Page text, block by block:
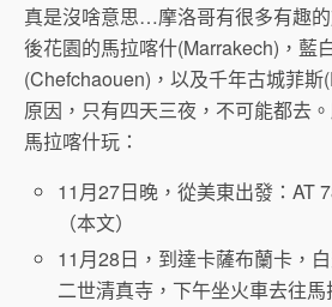
真是沒啥意思…摩洛哥有很多有趣
後花園的馬拉喀什(Marrakech)，藍
(Chefchaouen)，以及千年古城菲斯
原因，只有四天三夜，不可能都去
馬拉喀什玩：
11月27日晚，從美東出發：AT
（本文）
11月28日，到達卡薩布蘭卡，
二世清真寺，下午坐火車去往馬